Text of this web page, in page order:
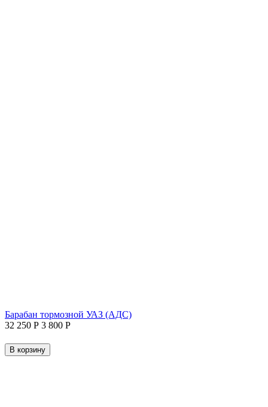
Барабан тормозной УАЗ (АДС)
32 250 Р 3 800 Р
В корзину